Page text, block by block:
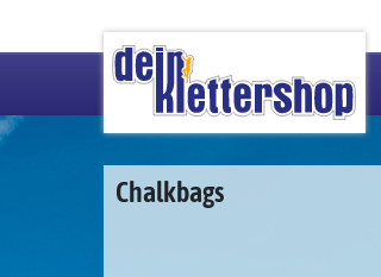
Chalkbags